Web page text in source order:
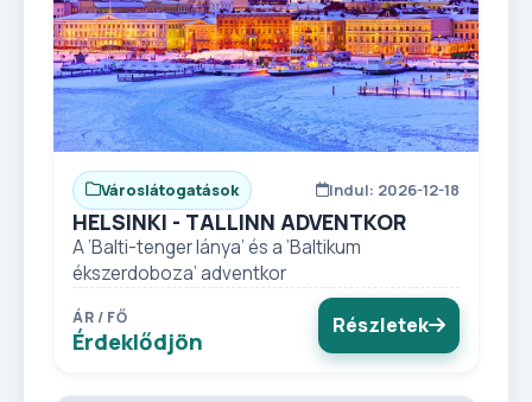
Városlátogatások Indul: 2026-12-18
HELSINKI - TALLINN ADVENTKOR
A ’Balti-tenger lánya’ és a ’Baltikum
ékszerdoboza’ adventkor
ÁR / FŐ
Érdeklődjön
Részletek